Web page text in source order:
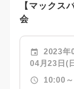
【マックス
会
event
2023年
04月23日(
schedule 10:00